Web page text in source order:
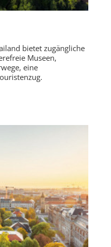
bietet zugängliche
Museen,
eine